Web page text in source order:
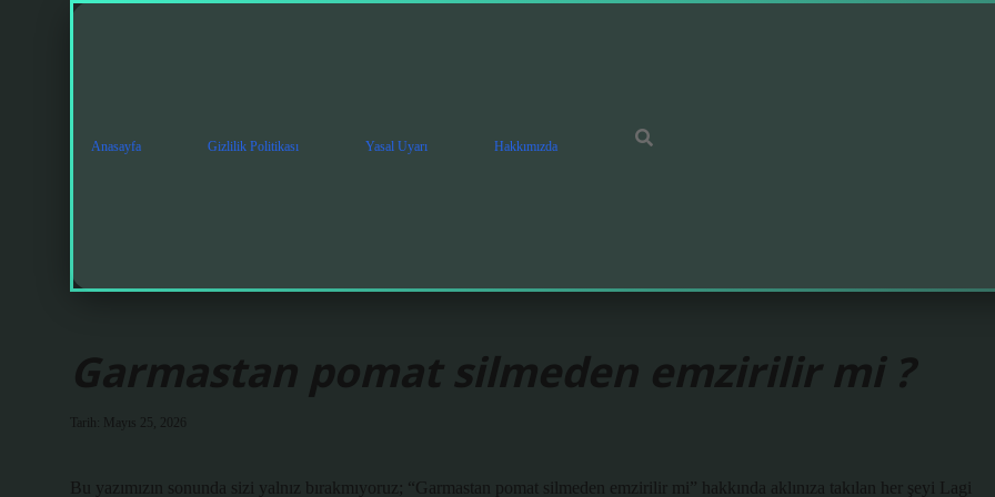
Anasayfa Gizlilik Politikası Yasal Uyarı Hakkımızda
Garmastan pomat silmeden emzirilir mi ?
Tarih: Mayıs 25, 2026
Bu yazımızın sonunda sizi yalnız bırakmıyoruz; “Garmastan pomat silmeden emzirilir mi” hakkında aklınıza takılan her şeyi Lagi